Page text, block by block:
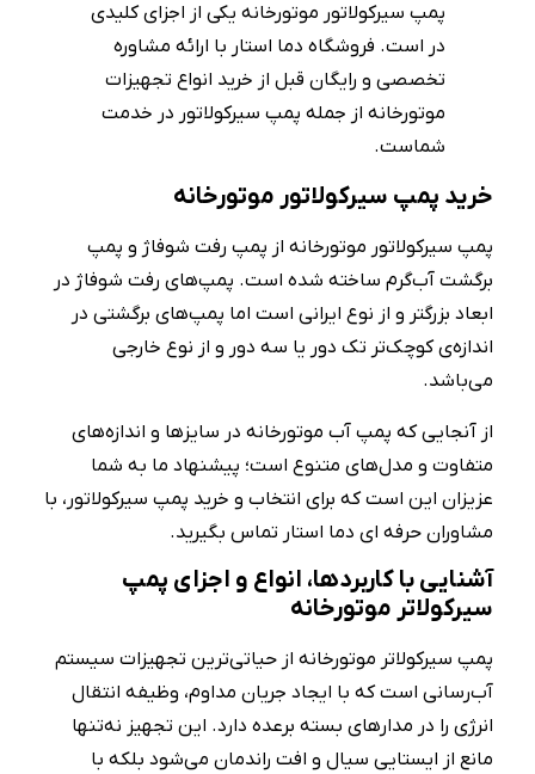
پمپ سیرکولاتور موتورخانه یکی از اجزای کلیدی
در است. فروشگاه دما استار با ارائه مشاوره
تخصصی و رایگان قبل از خرید انواع تجهیزات
موتورخانه از جمله پمپ سیرکولاتور در خدمت
شماست.
خرید پمپ سیرکولاتور موتورخانه
پمپ سیرکولاتور موتورخانه از پمپ رفت شوفاژ و پمپ
برگشت آب‌گرم ساخته شده است. پمپ‌های رفت شوفاژ در
ابعاد بزرگتر و از نوع ایرانی است اما پمپ‌های برگشتی در
اندازه‌ی کوچک‌تر تک دور یا سه دور و از نوع خارجی
می‌باشد.
از آنجایی که پمپ آب موتورخانه در سایزها و اندازه‌های
متفاوت و مدل‌های متنوع است؛ پیشنهاد ما به شما
عزیزان این است که برای انتخاب و خرید پمپ سیرکولاتور، با
مشاوران حرفه ای دما استار تماس بگیرید.
آشنایی با کاربردها، انواع و اجزای پمپ
سیرکولاتر موتورخانه
پمپ سیرکولاتر موتورخانه از حیاتی‌ترین تجهیزات سیستم
آب‌رسانی است که با ایجاد جریان مداوم، وظیفه انتقال
انرژی را در مدارهای بسته برعده دارد. این تجهیز نه‌تنها
مانع از ایستایی سیال و افت راندمان می‌شود بلکه با